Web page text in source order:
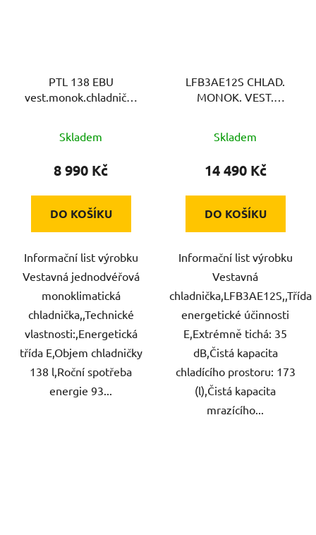
PTL 138 EBU
vest.monok.chladnička
Skladem
8 990 Kč
DO KOŠÍKU
Informační list výrobku
Vestavná jednodvéřová
monoklimatická
chladnička,,Technické
vlastnosti:,Energetická
třída E,Objem chladničky
138 l,Roční spotřeba
energie 93...
LFB3AE12S CHLAD.
MONOK. VEST.
Skladem
14 490 Kč
DO KOŠÍKU
Informační list výrobku
Vestavná
chladnička,LFB3AE12S,,Třída
energetické účinnosti
E,Extrémně tichá: 35
dB,Čistá kapacita
chladícího prostoru: 173
(l),Čistá kapacita
mrazícího...